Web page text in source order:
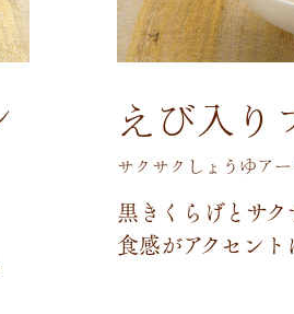
えび入り
サクサクしょうゆア
黒き く ら げとサク
食感がアクセ ン ト